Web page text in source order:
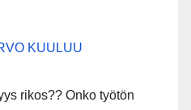
KUULUU
rikos?? Onko työtön